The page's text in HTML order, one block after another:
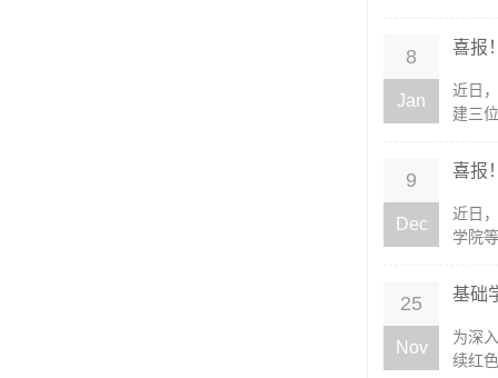
8
Jan
喜报
近日
建三
9
Dec
喜报
近日
学院
25
Nov
基础
为深
续红